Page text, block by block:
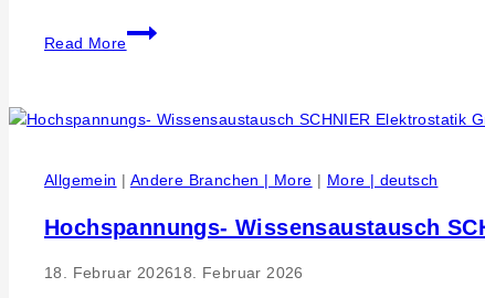
Read More
Spende
Euro
TOP
Charta
wellcome.
Hilfe
Allgemein | Andere Branchen | More | More | deutsch
Hochspannungs- Wissensaustausch
18. Februar 202618. Februar 2026